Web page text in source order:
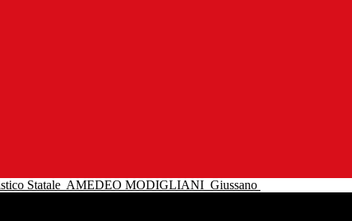
Statale AMEDEO MODIGLIANI Giussano